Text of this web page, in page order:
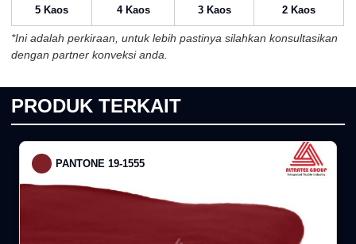
5 Kaos 4 Kaos 3 Kaos 2 Kaos
*Ini adalah perkiraan, untuk lebih pastinya silahkan konsultasikan
dengan partner konveksi anda.
PRODUK TERKAIT
PANTONE 19-1555